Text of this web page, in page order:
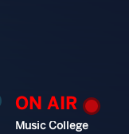
ON AIR
Music College